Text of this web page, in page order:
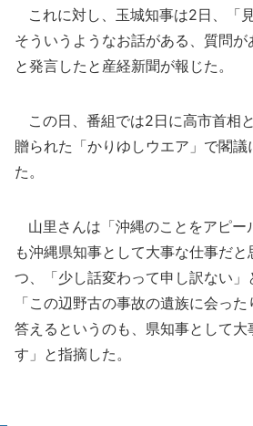
これに対し、玉城知事は2日、「
そういうようなお話がある、質問が
と発言したと産経新聞が報じた。
この日、番組では2日に高市首相
贈られた「かりゆしウエア」で閣
た。
山里さんは「沖縄のことをアピー
も沖縄県知事として大事な仕事だ
つ、「少し話変わって申し訳ない」
「この辺野古の事故の遺族に会っ
答えるというのも、県知事として大
す」と指摘した。